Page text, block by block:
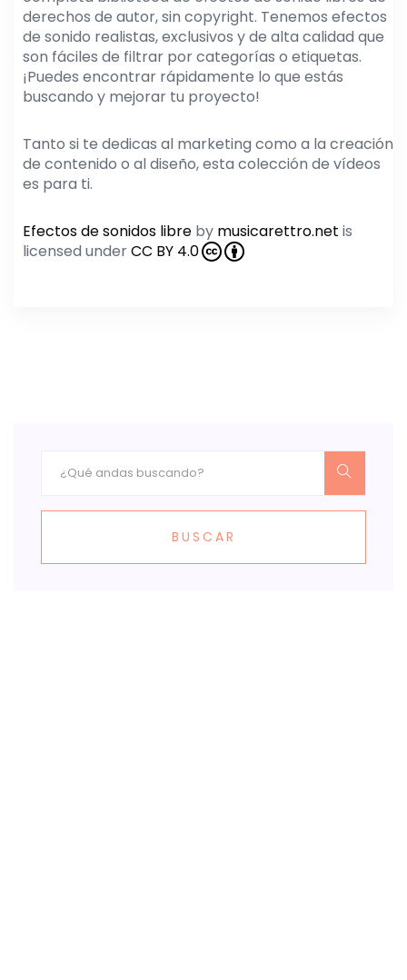
derechos de autor, sin copyright. Tenemos efectos
de sonido realistas, exclusivos y de alta calidad que
son fáciles de filtrar por categorías o etiquetas.
¡Puedes encontrar rápidamente lo que estás
buscando y mejorar tu proyecto!
Tanto si te dedicas al marketing como a la creación
de contenido o al diseño, esta colección de vídeos
es para ti.
Efectos de sonidos libre by musicarettro.net is
licensed underCC BY 4.0
BUSCAR